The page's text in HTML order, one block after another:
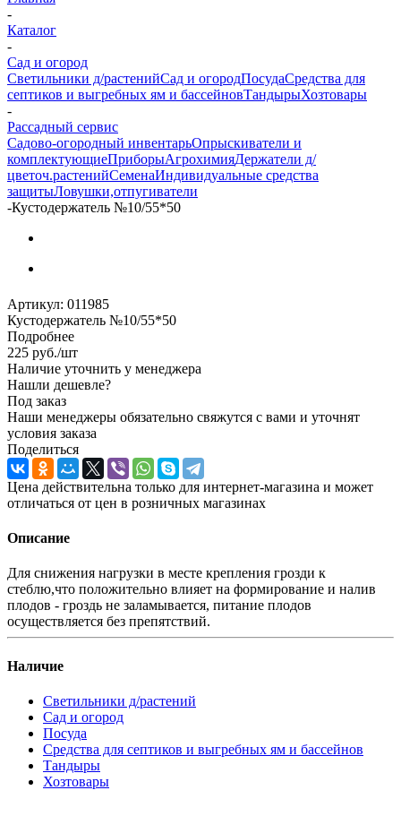
-
Каталог
-
Сад и огород
Светильники д/растенийСад и огородПосудаСредства для
септиков и выгребных ям и бассейновТандырыХозтовары
-
Рассадный сервис
Садово-огородный инвентарьОпрыскиватели и
комплектующиеПриборыАгрохимияДержатели д/
цветоч.растенийСеменаИндивидуальные средства
защитыЛовушки,отпугиватели
-Кустодержатель №10/55*50
Артикул: 011985
Кустодержатель №10/55*50
Подробнее
225 руб./шт
Наличие уточнить у менеджера
Нашли дешевле?
Под заказ
Наши менеджеры обязательно свяжутся с вами и уточнят
условия заказа
Поделиться
Цена действительна только для интернет-магазина и может
отличаться от цен в розничных магазинах
Описание
Для снижения нагрузки в месте крепления грозди к
стеблю,что положительно влияет на формирование и налив
плодов - гроздь не заламывается, питание плодов
осуществляется без препятствий.
Наличие
Светильники д/растений
Сад и огород
Посуда
Средства для септиков и выгребных ям и бассейнов
Тандыры
Хозтовары